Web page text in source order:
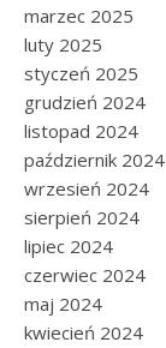
marzec 2025
luty 2025
styczeń 2025
grudzień 2024
listopad 2024
październik 2024
wrzesień 2024
sierpień 2024
lipiec 2024
czerwiec 2024
maj 2024
kwiecień 2024